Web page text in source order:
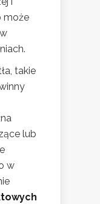
może
takie
lub
w